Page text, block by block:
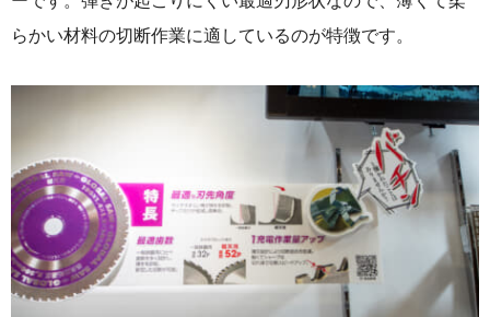
らかい材料の切断作業に適しているのが特徴です。